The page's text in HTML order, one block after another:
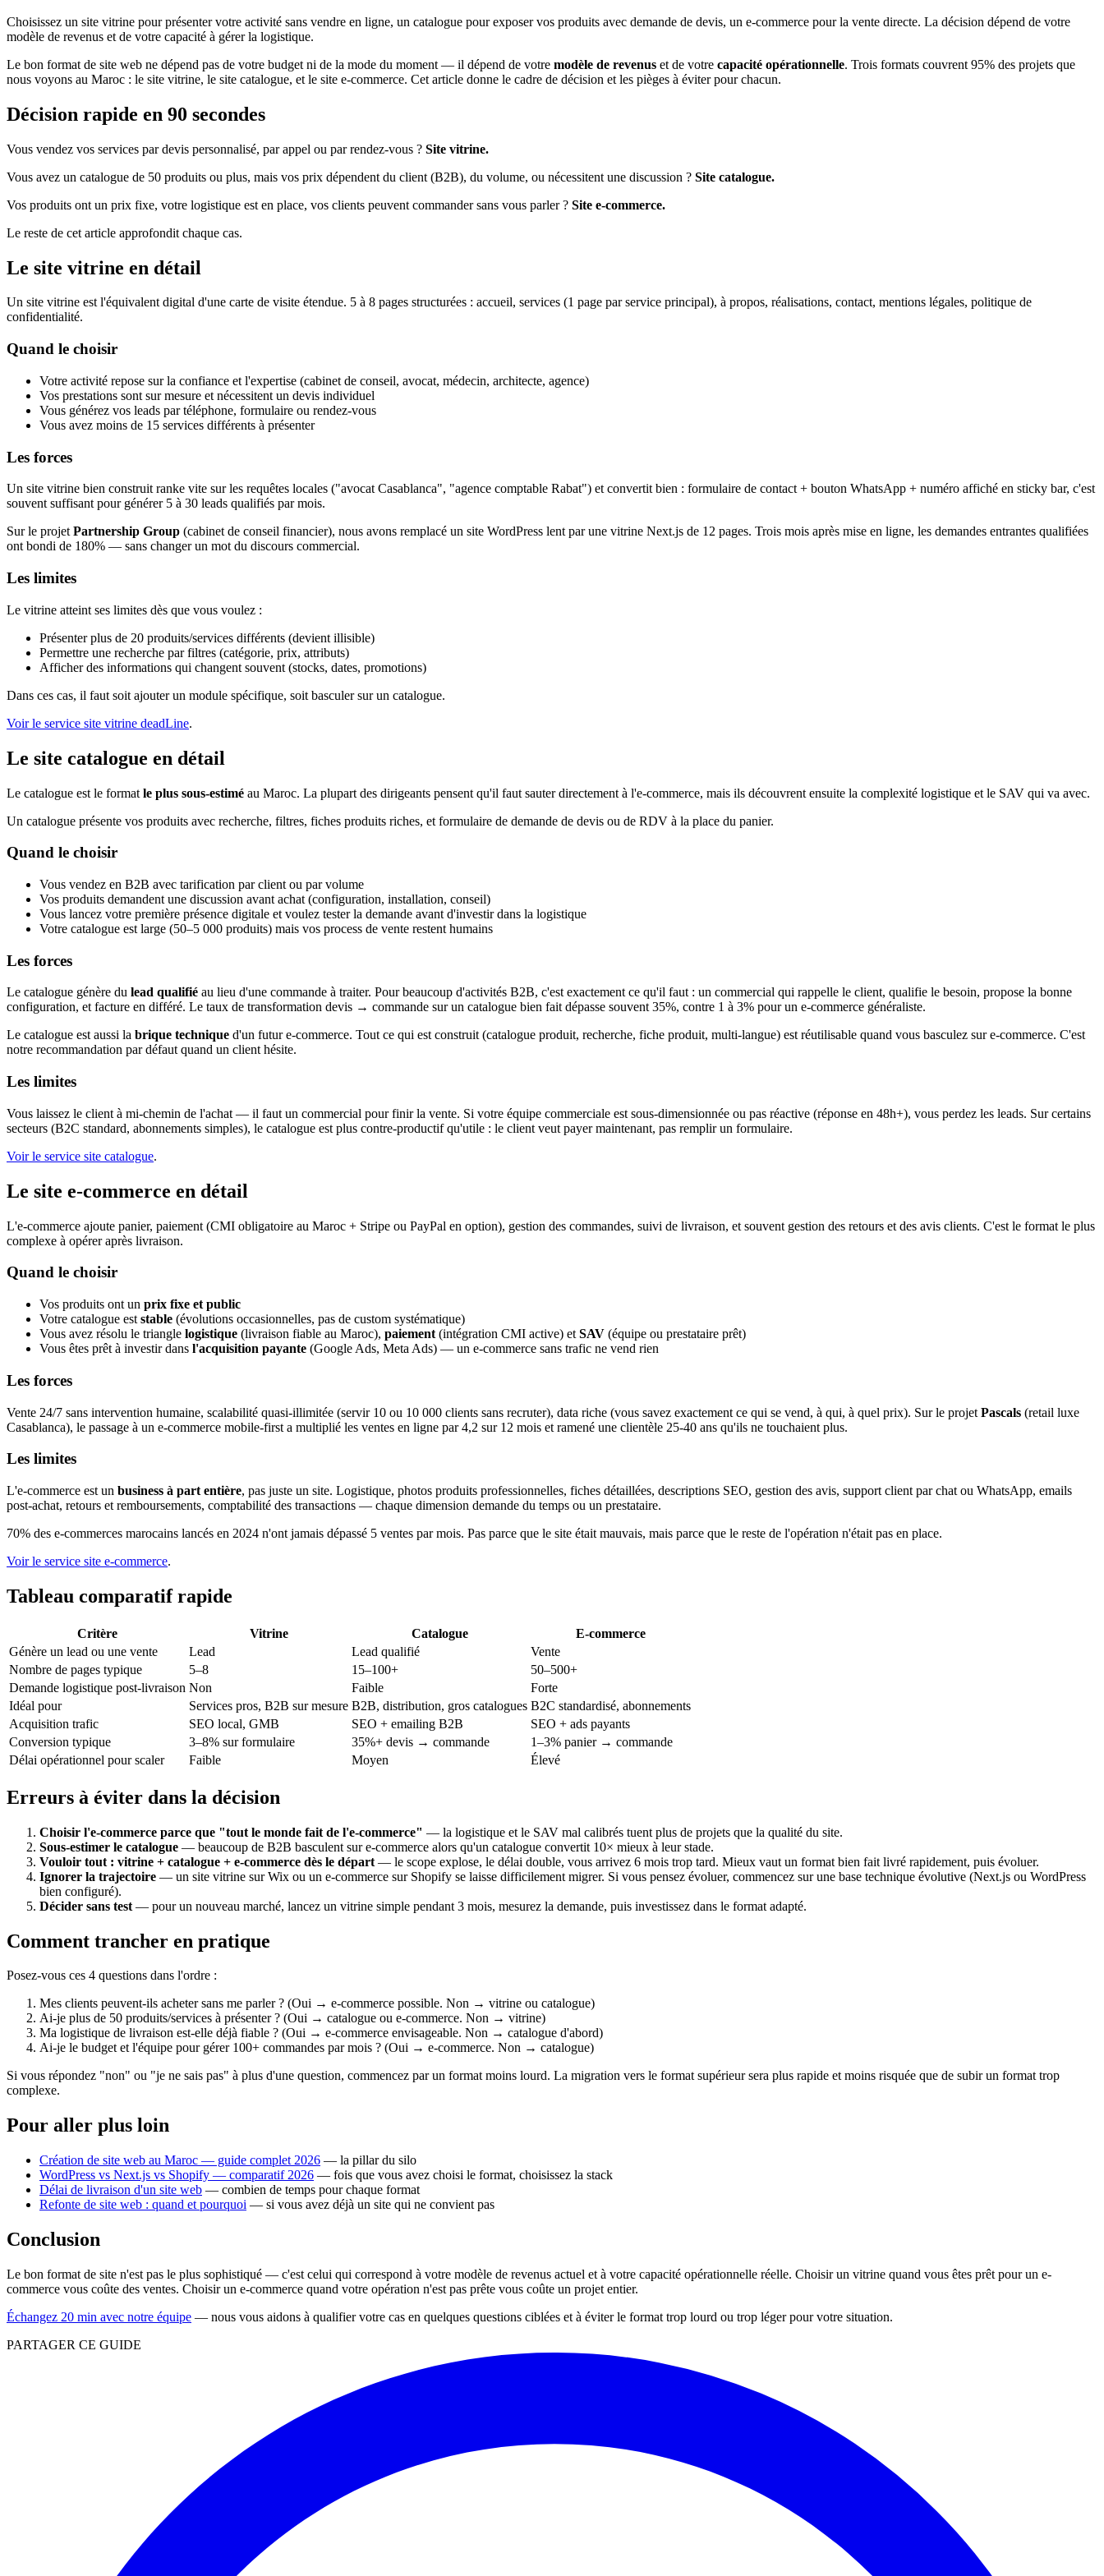
Choisissez un site vitrine pour présenter votre activité sans vendre en ligne, un catalogue pour exposer vos produits avec demande de devis, un e-commerce pour la vente directe. La décision dépend de votre
modèle de revenus et de votre capacité à gérer la logistique.
Le bon format de site web ne dépend pas de votre budget ni de la mode du moment — il dépend de votre modèle de revenus et de votre capacité opérationnelle. Trois formats couvrent 95% des projets que
nous voyons au Maroc : le site vitrine, le site catalogue, et le site e-commerce. Cet article donne le cadre de décision et les pièges à éviter pour chacun.
Décision rapide en 90 secondes
Vous vendez vos services par devis personnalisé, par appel ou par rendez-vous ? Site vitrine.
Vous avez un catalogue de 50 produits ou plus, mais vos prix dépendent du client (B2B), du volume, ou nécessitent une discussion ? Site catalogue.
Vos produits ont un prix fixe, votre logistique est en place, vos clients peuvent commander sans vous parler ? Site e-commerce.
Le reste de cet article approfondit chaque cas.
Le site vitrine en détail
Un site vitrine est l'équivalent digital d'une carte de visite étendue. 5 à 8 pages structurées : accueil, services (1 page par service principal), à propos, réalisations, contact, mentions légales, politique de
confidentialité.
Quand le choisir
Votre activité repose sur la confiance et l'expertise (cabinet de conseil, avocat, médecin, architecte, agence)
Vos prestations sont sur mesure et nécessitent un devis individuel
Vous générez vos leads par téléphone, formulaire ou rendez-vous
Vous avez moins de 15 services différents à présenter
Les forces
Un site vitrine bien construit ranke vite sur les requêtes locales ("avocat Casablanca", "agence comptable Rabat") et convertit bien : formulaire de contact + bouton WhatsApp + numéro affiché en sticky bar, c'est
souvent suffisant pour générer 5 à 30 leads qualifiés par mois.
Sur le projet Partnership Group (cabinet de conseil financier), nous avons remplacé un site WordPress lent par une vitrine Next.js de 12 pages. Trois mois après mise en ligne, les demandes entrantes qualifiées
ont bondi de 180% — sans changer un mot du discours commercial.
Les limites
Le vitrine atteint ses limites dès que vous voulez :
Présenter plus de 20 produits/services différents (devient illisible)
Permettre une recherche par filtres (catégorie, prix, attributs)
Afficher des informations qui changent souvent (stocks, dates, promotions)
Dans ces cas, il faut soit ajouter un module spécifique, soit basculer sur un catalogue.
Voir le service site vitrine deadLine.
Le site catalogue en détail
Le catalogue est le format le plus sous-estimé au Maroc. La plupart des dirigeants pensent qu'il faut sauter directement à l'e-commerce, mais ils découvrent ensuite la complexité logistique et le SAV qui va avec.
Un catalogue présente vos produits avec recherche, filtres, fiches produits riches, et formulaire de demande de devis ou de RDV à la place du panier.
Quand le choisir
Vous vendez en B2B avec tarification par client ou par volume
Vos produits demandent une discussion avant achat (configuration, installation, conseil)
Vous lancez votre première présence digitale et voulez tester la demande avant d'investir dans la logistique
Votre catalogue est large (50–5 000 produits) mais vos process de vente restent humains
Les forces
Le catalogue génère du lead qualifié au lieu d'une commande à traiter. Pour beaucoup d'activités B2B, c'est exactement ce qu'il faut : un commercial qui rappelle le client, qualifie le besoin, propose la bonne
configuration, et facture en différé. Le taux de transformation devis → commande sur un catalogue bien fait dépasse souvent 35%, contre 1 à 3% pour un e-commerce généraliste.
Le catalogue est aussi la brique technique d'un futur e-commerce. Tout ce qui est construit (catalogue produit, recherche, fiche produit, multi-langue) est réutilisable quand vous basculez sur e-commerce. C'est
notre recommandation par défaut quand un client hésite.
Les limites
Vous laissez le client à mi-chemin de l'achat — il faut un commercial pour finir la vente. Si votre équipe commerciale est sous-dimensionnée ou pas réactive (réponse en 48h+), vous perdez les leads. Sur certains
secteurs (B2C standard, abonnements simples), le catalogue est plus contre-productif qu'utile : le client veut payer maintenant, pas remplir un formulaire.
Voir le service site catalogue.
Le site e-commerce en détail
L'e-commerce ajoute panier, paiement (CMI obligatoire au Maroc + Stripe ou PayPal en option), gestion des commandes, suivi de livraison, et souvent gestion des retours et des avis clients. C'est le format le plus
complexe à opérer après livraison.
Quand le choisir
Vos produits ont un prix fixe et public
Votre catalogue est stable (évolutions occasionnelles, pas de custom systématique)
Vous avez résolu le triangle logistique (livraison fiable au Maroc), paiement (intégration CMI active) et SAV (équipe ou prestataire prêt)
Vous êtes prêt à investir dans l'acquisition payante (Google Ads, Meta Ads) — un e-commerce sans trafic ne vend rien
Les forces
Vente 24/7 sans intervention humaine, scalabilité quasi-illimitée (servir 10 ou 10 000 clients sans recruter), data riche (vous savez exactement ce qui se vend, à qui, à quel prix). Sur le projet Pascals (retail luxe
Casablanca), le passage à un e-commerce mobile-first a multiplié les ventes en ligne par 4,2 sur 12 mois et ramené une clientèle 25-40 ans qu'ils ne touchaient plus.
Les limites
L'e-commerce est un business à part entière, pas juste un site. Logistique, photos produits professionnelles, fiches détaillées, descriptions SEO, gestion des avis, support client par chat ou WhatsApp, emails
post-achat, retours et remboursements, comptabilité des transactions — chaque dimension demande du temps ou un prestataire.
70% des e-commerces marocains lancés en 2024 n'ont jamais dépassé 5 ventes par mois. Pas parce que le site était mauvais, mais parce que le reste de l'opération n'était pas en place.
Voir le service site e-commerce.
Tableau comparatif rapide
Critère Vitrine Catalogue
E-commerce
Génère un lead ou une vente
Lead Lead qualifié
Vente
Nombre de pages typique
5–8 15–100+
50–500+
Demande logistique post-livraison Non Faible
Forte
Idéal pour
Services pros, B2B sur mesure B2B, distribution, gros catalogues B2C standardisé, abonnements
Acquisition trafic
SEO local, GMB SEO + emailing B2B
SEO + ads payants
Conversion typique
3–8% sur formulaire 35%+ devis → commande
1–3% panier → commande
Délai opérationnel pour scaler
Faible Moyen Élevé
Erreurs à éviter dans la décision
Choisir l'e-commerce parce que "tout le monde fait de l'e-commerce" — la logistique et le SAV mal calibrés tuent plus de projets que la qualité du site.
Sous-estimer le catalogue — beaucoup de B2B basculent sur e-commerce alors qu'un catalogue convertit 10× mieux à leur stade.
Vouloir tout : vitrine + catalogue + e-commerce dès le départ — le scope explose, le délai double, vous arrivez 6 mois trop tard. Mieux vaut un format bien fait livré rapidement, puis évoluer.
Ignorer la trajectoire — un site vitrine sur Wix ou un e-commerce sur Shopify se laisse difficilement migrer. Si vous pensez évoluer, commencez sur une base technique évolutive (Next.js ou WordPress
bien configuré).
Décider sans test — pour un nouveau marché, lancez un vitrine simple pendant 3 mois, mesurez la demande, puis investissez dans le format adapté.
Comment trancher en pratique
Posez-vous ces 4 questions dans l'ordre :
Mes clients peuvent-ils acheter sans me parler ? (Oui → e-commerce possible. Non → vitrine ou catalogue)
Ai-je plus de 50 produits/services à présenter ? (Oui → catalogue ou e-commerce. Non → vitrine)
Ma logistique de livraison est-elle déjà fiable ? (Oui → e-commerce envisageable. Non → catalogue d'abord)
Ai-je le budget et l'équipe pour gérer 100+ commandes par mois ? (Oui → e-commerce. Non → catalogue)
Si vous répondez "non" ou "je ne sais pas" à plus d'une question, commencez par un format moins lourd. La migration vers le format supérieur sera plus rapide et moins risquée que de subir un format trop
complexe.
Pour aller plus loin
Création de site web au Maroc — guide complet 2026 — la pillar du silo
WordPress vs Next.js vs Shopify — comparatif 2026 — fois que vous avez choisi le format, choisissez la stack
Délai de livraison d'un site web — combien de temps pour chaque format
Refonte de site web : quand et pourquoi — si vous avez déjà un site qui ne convient pas
Conclusion
Le bon format de site n'est pas le plus sophistiqué — c'est celui qui correspond à votre modèle de revenus actuel et à votre capacité opérationnelle réelle. Choisir un vitrine quand vous êtes prêt pour un e-
commerce vous coûte des ventes. Choisir un e-commerce quand votre opération n'est pas prête vous coûte un projet entier.
Échangez 20 min avec notre équipe — nous vous aidons à qualifier votre cas en quelques questions ciblées et à éviter le format trop lourd ou trop léger pour votre situation.
PARTAGER CE GUIDE